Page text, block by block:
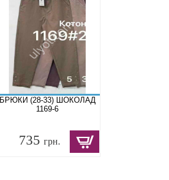
БРЮКИ (28-33) ШОКОЛАД
1169-6
735 грн.